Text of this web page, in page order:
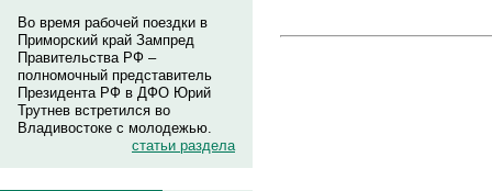
Во время рабочей поездки в
Приморский край Зампред
Правительства РФ –
полномочный представитель
Президента РФ в ДФО Юрий
Трутнев встретился во
Владивостоке с молодежью.
статьи раздела